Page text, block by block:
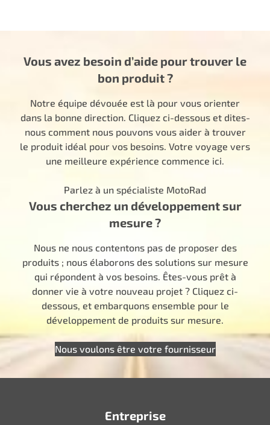
Vous avez besoin d’aide pour trouver le
bon produit ?
Notre équipe dévouée est là pour vous orienter
dans la bonne direction. Cliquez ci-dessous et dites-
nous comment nous pouvons vous aider à trouver
le produit idéal pour vos besoins. Votre voyage vers
une meilleure expérience commence ici.
Parlez à un spécialiste MotoRad
Vous cherchez un développement sur
mesure ?
Nous ne nous contentons pas de proposer des
produits ; nous élaborons des solutions sur mesure
qui répondent à vos besoins. Êtes-vous prêt à
donner vie à votre nouveau projet ? Cliquez ci-
dessous, et embarquons ensemble pour le
développement de produits sur mesure.
Nous voulons être votre fournisseur
Entreprise